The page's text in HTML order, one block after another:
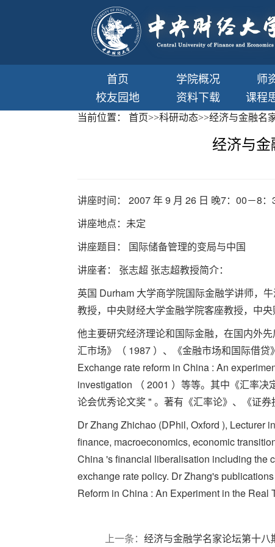
首页 学院概况 师
校友园地
资料下载 课程
当前位置： 首页>>科研动态>>经济与金融名
经济与
讲座时间： 2007 年 9 月 26 日 晚7：00－8：
讲座地点：未定
讲座题目： 国际储备管理的变局与中国
讲座者： 张志超 张志超教授简介：
英国 Durham 大学商学院国际金融学讲师，
教授，中央财经大学金融学院客座教授，中
他主要研究经济理论和国际金融，在国内外
汇市场》（ 1987 ）、《金融市场和国际借
Exchange rate reform in China : An
investigation （ 2001 ）等等。其中《汇率
论会优秀论文奖 " 。著有《汇率论》、《证
Dr Zhang Zhichao (DPhil, Oxford ), Lecturer
finance, macroeconomics, economic
China 's financial liberalisation including the
exchange rate policy. Dr Zhang's
Reform in China : An Experiment in the Real
上一条： 经济与金融学名家论坛第十